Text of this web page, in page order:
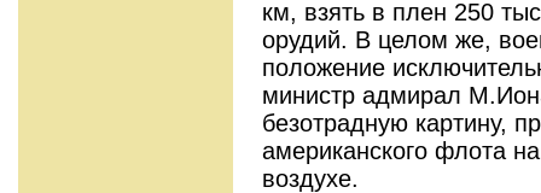
км, взять в плен 250
орудий. В целом же,
положение
министр адмирал
безотрадную картину,
американского флота
воздухе.